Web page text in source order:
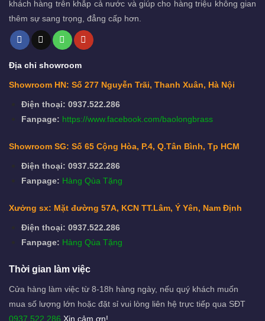
khách hàng trên khắp cả nước và giúp cho hàng triệu không gian
thêm sự sang trọng, đẳng cấp hơn.
Địa chỉ showroom
Showroom HN: Số 277 Nguyễn Trãi, Thanh Xuân, Hà Nội
Điện thoại: 0937.522.286
Fanpage: https://www.facebook.com/baolongbrass
Showroom SG: Số 65 Cộng Hòa, P.4, Q.Tân Bình, Tp HCM
Điện thoại: 0937.522.286
Fanpage: Hàng Qùa Tặng
Xưởng sx: Mặt đường 57A, KCN TT.Lâm, Ý Yên, Nam Định
Điện thoại: 0937.522.286
Fanpage: Hàng Qùa Tặng
Thời gian làm việc
Cửa hàng làm việc từ 8-18h hàng ngày, nếu quý khách muốn
mua số lượng lớn hoặc đặt sỉ vui lòng liên hệ trực tiếp qua SĐT
0937.522.286 Xin cảm ơn!